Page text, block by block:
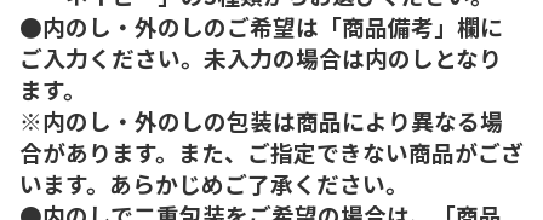
●内のし・外のしのご希望は「商品備考」欄に
ご入力ください。未入力の場合は内のしとなり
ます。
※内のし・外のしの包装は商品により異なる場
合があります。また、ご指定できない商品がござ
います。あらかじめご了承ください。